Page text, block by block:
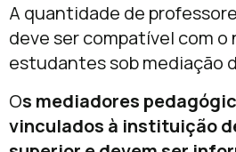
A quantidade de
deve ser compatível com o
estudantes sob mediação
Os mediadores
vinculados à instituição